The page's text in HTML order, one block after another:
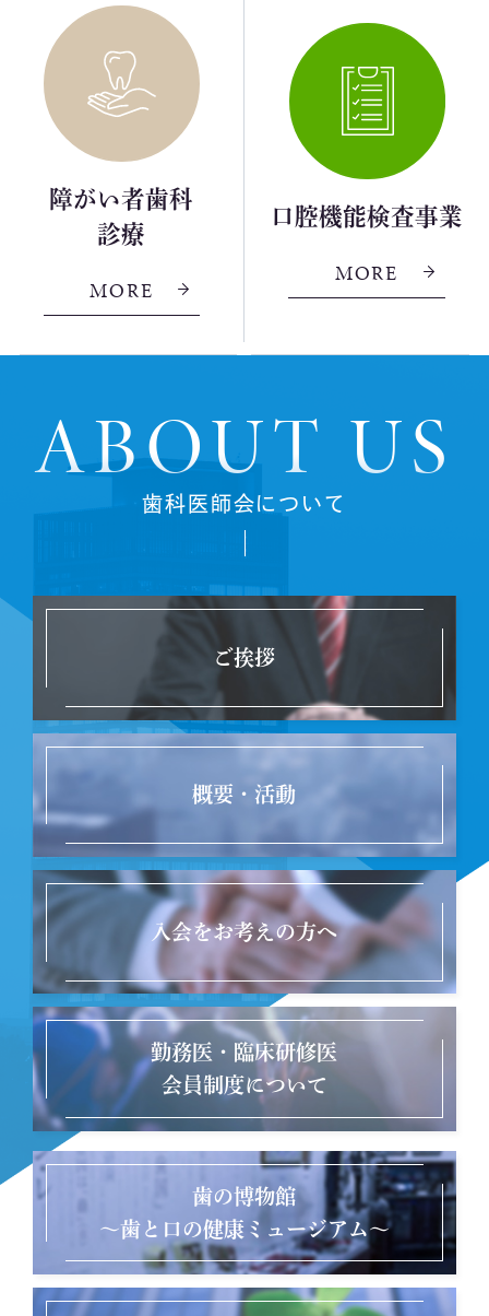
障がい者歯科
診療
MORE
口腔機能検査事業
MORE
ABOUT US
歯科医師会について
ご挨拶
概要・活動
入会をお考えの方へ
勤務医・臨床研修医
会員制度について
歯の博物館
～歯と口の健康ミュージアム～